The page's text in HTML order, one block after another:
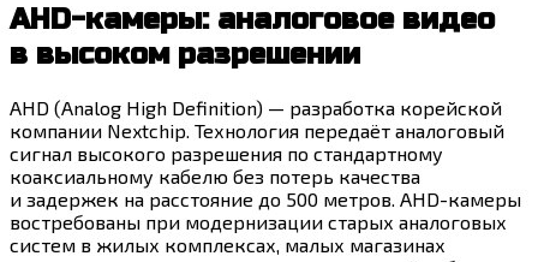
AHD-камеры: аналоговое видео
в высоком разрешении
AHD (Analog High Definition) — разработка корейской
компании Nextchip. Технология передаёт аналоговый
сигнал высокого разрешения по стандартному
коаксиальному кабелю без потерь качества
и задержек на расстояние до 500 метров. AHD-камеры
востребованы при модернизации старых аналоговых
систем в жилых комплексах, малых магазинах